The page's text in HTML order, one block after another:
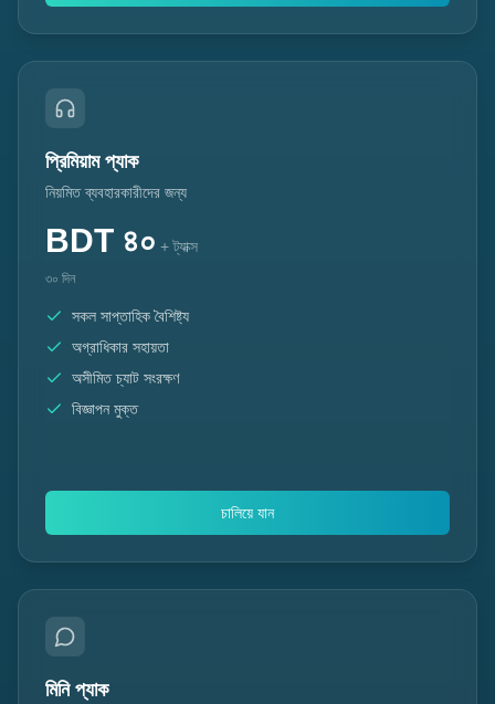
প্রিমিয়াম প্যাক
নিয়মিত ব্যবহারকারীদের জন্য
BDT ৪০ + ট্যাক্স
৩০ দিন
সকল সাপ্তাহিক বৈশিষ্ট্য
অগ্রাধিকার সহায়তা
অসীমিত চ্যাট সংরক্ষণ
বিজ্ঞাপন মুক্ত
চালিয়ে যান
মিনি প্যাক